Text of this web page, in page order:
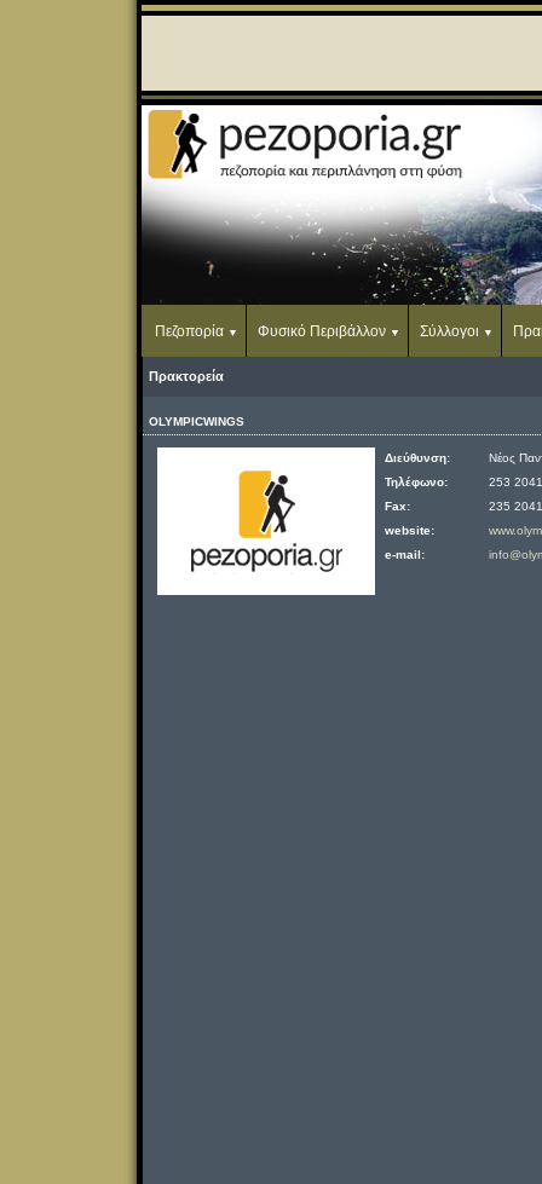
Πεζοπορία Φυσικό Περιβάλλον Σύλλογοι
Πρακτορεία
OLYMPICWINGS
Διεύθυνση:
Νέος
Τηλέφωνο:
253
Fax:
235
website:
e-mail: